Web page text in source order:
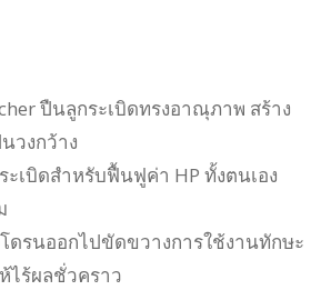
ปืนลูกระเบิดทรงอาณุภาพ สร้าง
วงกว้าง
ะเบิดสำหรับฟื้นฟูค่า HP ทั้งตนเอง
ดรนออกไปขัดขวางการใช้งานทักษะ
ไร้ผลชั่วคราว